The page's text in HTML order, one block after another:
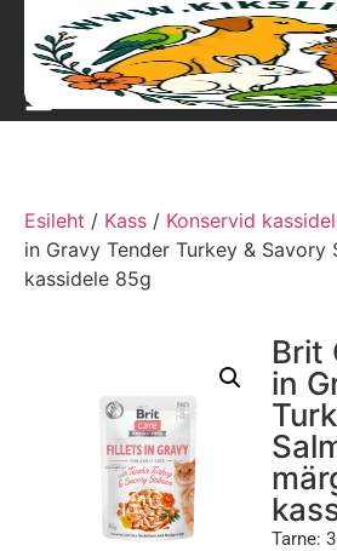
Esileht / Kass / Konservid
in Gravy Tender Turkey & Savory
kassidele 85g
Brit
in
Tarne: